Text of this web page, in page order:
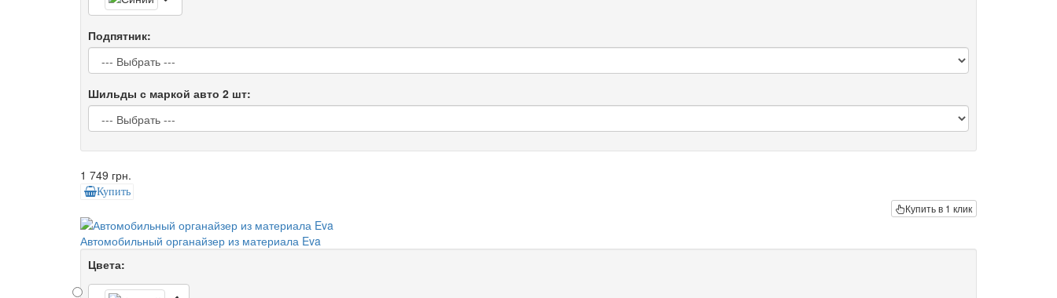
Подпятник:
Шильды с маркой авто 2 шт:
1 749 грн.
Купить
Купить в 1 клик
Автомобильный органайзер из материала Eva
Цвета: